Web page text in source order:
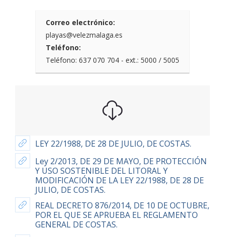
Correo electrónico:
playas@velezmalaga.es
Teléfono:
Teléfono: 637 070 704 - ext.: 5000 / 5005
LEY 22/1988, DE 28 DE JULIO, DE COSTAS.
Ley 2/2013, DE 29 DE MAYO, DE PROTECCIÓN
Y USO SOSTENIBLE DEL LITORAL Y
MODIFICACIÓN DE LA LEY 22/1988, DE 28 DE
JULIO, DE COSTAS.
REAL DECRETO 876/2014, DE 10 DE OCTUBRE,
POR EL QUE SE APRUEBA EL REGLAMENTO
GENERAL DE COSTAS.